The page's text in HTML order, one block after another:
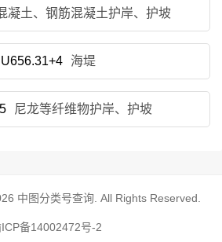
凝土、钢筋混凝土护岸、护坡
U656.31+4 海堤
尼龙等纤维物护岸、护坡
中图分类号查询 . All Rights Reserved.
备14002472号-2